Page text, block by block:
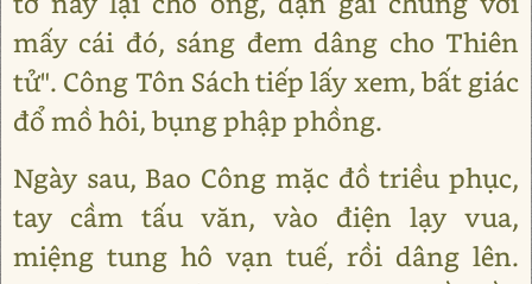
mấy cái đó, sáng đem dâng cho Thiên
tử". Công Tôn Sách tiếp lấy xem, bất giác
đổ mồ hôi, bụng phập phồng.
Ngày sau, Bao Công mặc đồ triều phục,
tay cầm tấu văn, vào điện lạy vua,
miệng tung hô vạn tuế, rồi dâng lên.